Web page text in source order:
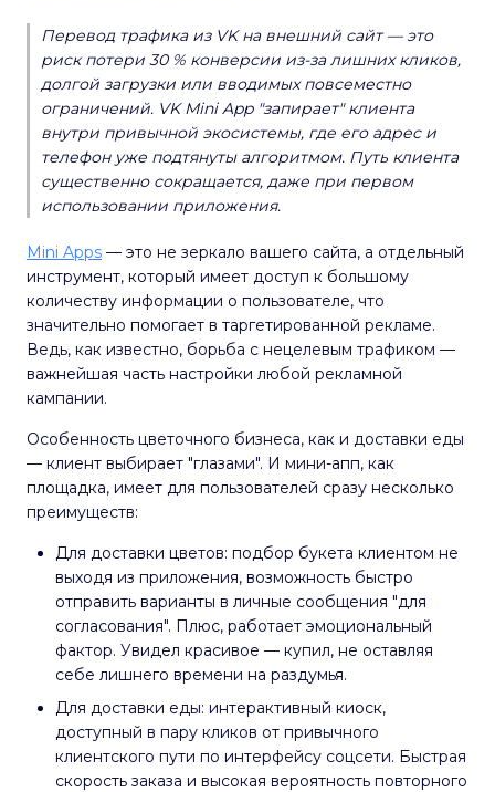
Перевод трафика из VK на внешний сайт — это
риск потери 30 % конверсии из-за лишних кликов,
долгой загрузки или вводимых повсеместно
ограничений. VK Mini App "запирает" клиента
внутри привычной экосистемы, где его адрес и
телефон уже подтянуты алгоритмом. Путь клиента
существенно сокращается, даже при первом
использовании приложения.
Mini Apps — это не зеркало вашего сайта, а отдельный
инструмент, который имеет доступ к большому
количеству информации о пользователе, что
значительно помогает в таргетированной рекламе.
Ведь, как известно, борьба с нецелевым трафиком —
важнейшая часть настройки любой рекламной
кампании.
Особенность цветочного бизнеса, как и доставки еды
— клиент выбирает "глазами". И мини-апп, как
площадка, имеет для пользователей сразу несколько
преимуществ:
Для доставки цветов: подбор букета клиентом не
выходя из приложения, возможность быстро
отправить варианты в личные сообщения "для
согласования". Плюс, работает эмоциональный
фактор. Увидел красивое — купил, не оставляя
себе лишнего времени на раздумья.
Для доставки еды: интерактивный киоск,
доступный в пару кликов от привычного
клиентского пути по интерфейсу соцсети. Быстрая
скорость заказа и высокая вероятность повторного